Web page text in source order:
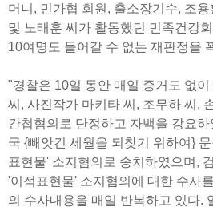
머니, 민가협 회원, 출소장기수, 조
및 노태훈 씨가 활동했던 민족건강
10여명도 들어갈 수 없는 재판정을
"경찰은 10일 동안 매일 증거도 없
씨, 사진작가 마키타 씨, 조무하 씨,
간첩혐의로 단정하고 자백을 강요
국 {빼앗긴 세월을 되찾기 위하여}
표현물' 소지혐의로 송치하였으며,
'이적표현물' 소지혐의에 대한 수사
의 수사내용을 매일 반복하고 있다.